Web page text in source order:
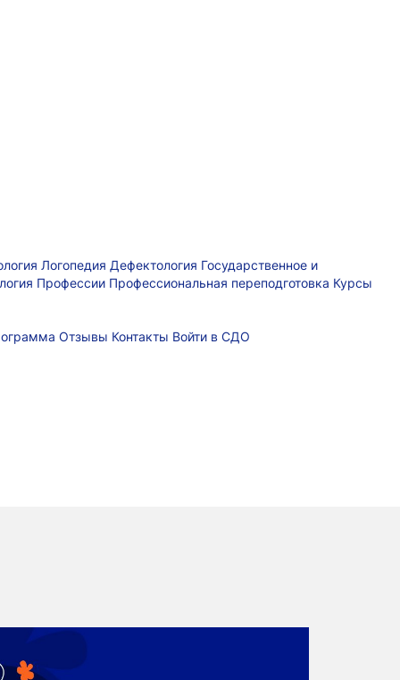
Логопедия Дефектология Государственное и
Профессии Профессиональная переподготовка Курсы
Отзывы Контакты Войти в СДО